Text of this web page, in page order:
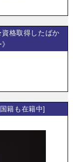
格取得したばか
籍も在籍中]